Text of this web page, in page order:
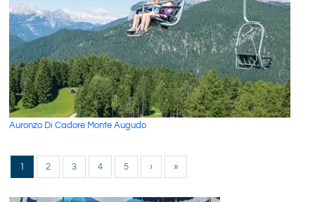
Auronzo Di Cadore Monte Augudo
1 2 3 4 5 › »